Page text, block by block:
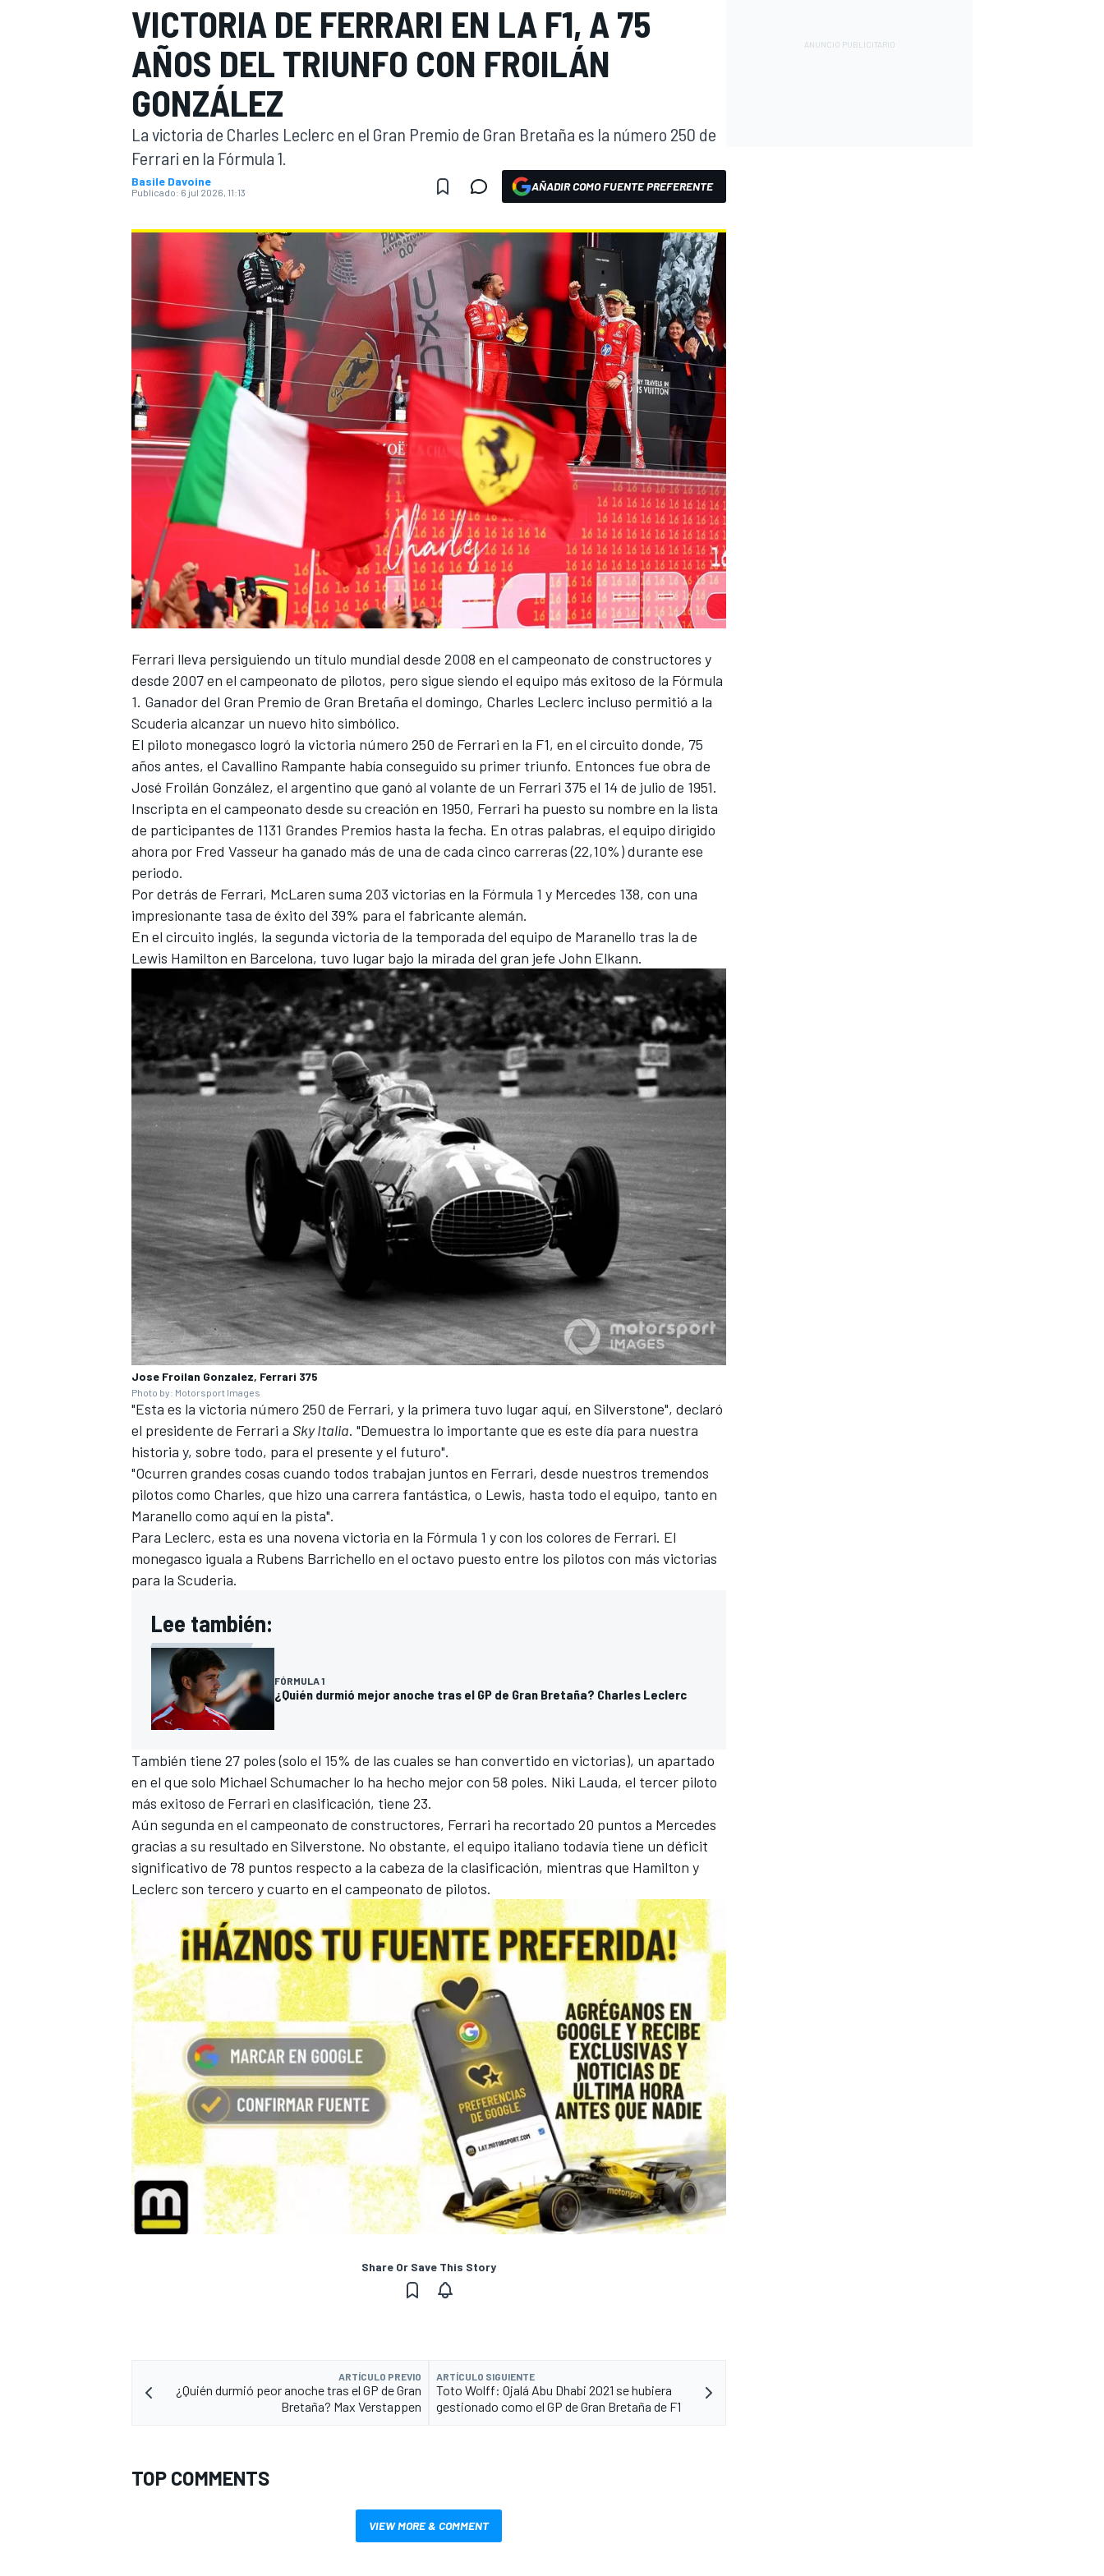
FÓRMULA E MOTO
MÁS
VICTORIA DE FERRARI EN LA F1, A 75
AÑOS DEL TRIUNFO CON FROILÁN
GONZÁLEZ
La victoria de Charles Leclerc en el Gran Premio de Gran Bretaña es la número 250 de
Ferrari en la Fórmula 1.
Basile Davoine
Publicado: 6 jul 2026, 11:13 AÑADIR COMO FUENTE PREFERENTE
Ferrari lleva persiguiendo un título mundial desde 2008 en el campeonato de constructores y
desde 2007 en el campeonato de pilotos, pero sigue siendo el equipo más exitoso de la Fórmula
1. Ganador del Gran Premio de Gran Bretaña el domingo, Charles Leclerc incluso permitió a la
Scuderia alcanzar un nuevo hito simbólico.
El piloto monegasco logró la victoria número 250 de Ferrari en la F1, en el circuito donde, 75
años antes, el Cavallino Rampante había conseguido su primer triunfo. Entonces fue obra de
José Froilán González, el argentino que ganó al volante de un Ferrari 375 el 14 de julio de 1951.
Inscripta en el campeonato desde su creación en 1950, Ferrari ha puesto su nombre en la lista
de participantes de 1131 Grandes Premios hasta la fecha. En otras palabras, el equipo dirigido
ahora por Fred Vasseur ha ganado más de una de cada cinco carreras (22,10%) durante ese
periodo.
Por detrás de Ferrari, McLaren suma 203 victorias en la Fórmula 1 y Mercedes 138, con una
impresionante tasa de éxito del 39% para el fabricante alemán.
En el circuito inglés, la segunda victoria de la temporada del equipo de Maranello tras la de
Lewis Hamilton en Barcelona, tuvo lugar bajo la mirada del gran jefe John Elkann.
Jose Froilan Gonzalez, Ferrari 375
Photo by: Motorsport Images
"Esta es la victoria número 250 de Ferrari, y la primera tuvo lugar aquí, en Silverstone", declaró
el presidente de Ferrari a Sky Italia. "Demuestra lo importante que es este día para nuestra
historia y, sobre todo, para el presente y el futuro".
"Ocurren grandes cosas cuando todos trabajan juntos en Ferrari, desde nuestros tremendos
pilotos como Charles, que hizo una carrera fantástica, o Lewis, hasta todo el equipo, tanto en
Maranello como aquí en la pista".
Para Leclerc, esta es una novena victoria en la Fórmula 1 y con los colores de Ferrari. El
monegasco iguala a Rubens Barrichello en el octavo puesto entre los pilotos con más victorias
para la Scuderia.
Lee también:
FÓRMULA 1
¿Quién durmió mejor anoche tras el GP de Gran Bretaña? Charles Leclerc
También tiene 27 poles (solo el 15% de las cuales se han convertido en victorias), un apartado
en el que solo Michael Schumacher lo ha hecho mejor con 58 poles. Niki Lauda, el tercer piloto
más exitoso de Ferrari en clasificación, tiene 23.
Aún segunda en el campeonato de constructores, Ferrari ha recortado 20 puntos a Mercedes
gracias a su resultado en Silverstone. No obstante, el equipo italiano todavía tiene un déficit
significativo de 78 puntos respecto a la cabeza de la clasificación, mientras que Hamilton y
Leclerc son tercero y cuarto en el campeonato de pilotos.
Share Or Save This Story
ARTÍCULO PREVIO
¿Quién durmió peor anoche tras el GP de Gran
Bretaña? Max Verstappen
ARTÍCULO SIGUIENTE
Toto Wolff: Ojalá Abu Dhabi 2021 se hubiera
gestionado como el GP de Gran Bretaña de F1
TOP COMMENTS
VIEW MORE & COMMENT